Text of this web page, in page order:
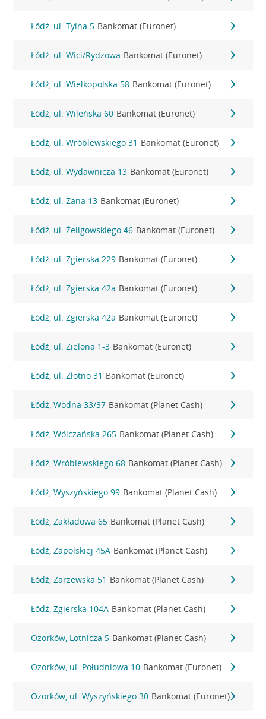
Łódź, ul. Tylna 5 Bankomat (Euronet)
Łódź, ul. Wici/Rydzowa Bankomat (Euronet)
Łódź, ul. Wielkopolska 58 Bankomat (Euronet)
Łódź, ul. Wileńska 60 Bankomat (Euronet)
Łódź, ul. Wróblewskiego 31 Bankomat (Euronet)
Łódź, ul. Wydawnicza 13 Bankomat (Euronet)
Łódź, ul. Zana 13 Bankomat (Euronet)
Łódź, ul. Żeligowskiego 46 Bankomat (Euronet)
Łódź, ul. Zgierska 229 Bankomat (Euronet)
Łódź, ul. Zgierska 42a Bankomat (Euronet)
Łódź, ul. Zgierska 42a Bankomat (Euronet)
Łódź, ul. Zielona 1-3 Bankomat (Euronet)
Łódź, ul. Złotno 31 Bankomat (Euronet)
Łódź, Wodna 33/37 Bankomat (Planet Cash)
Łódź, Wólczańska 265 Bankomat (Planet Cash)
Łódź, Wróblewskiego 68 Bankomat (Planet Cash)
Łódź, Wyszyńskiego 99 Bankomat (Planet Cash)
Łódź, Zakładowa 65 Bankomat (Planet Cash)
Łódź, Zapolskiej 45A Bankomat (Planet Cash)
Łódź, Zarzewska 51 Bankomat (Planet Cash)
Łódź, Zgierska 104A Bankomat (Planet Cash)
Ozorków, Lotnicza 5 Bankomat (Planet Cash)
Ozorków, ul. Południowa 10 Bankomat (Euronet)
Ozorków, ul. Wyszyńskiego 30 Bankomat (Euronet)